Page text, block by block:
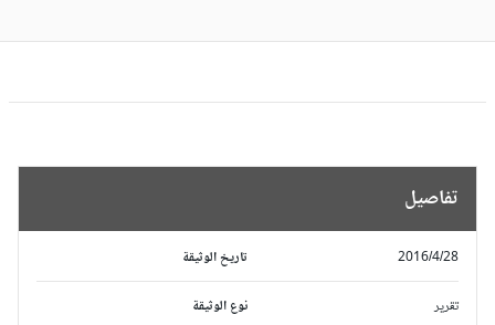
تفاصيل
تاريخ الوثيقة 2016/4/28
نوع الوثيقة تقرير